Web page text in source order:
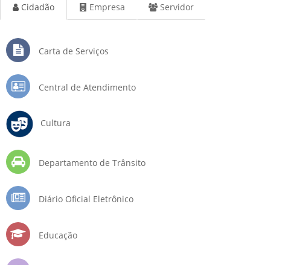
Cidadão Empresa Servidor
Carta de Serviços
Central de Atendimento
Cultura
Departamento de Trânsito
Diário Oficial Eletrônico
Educação